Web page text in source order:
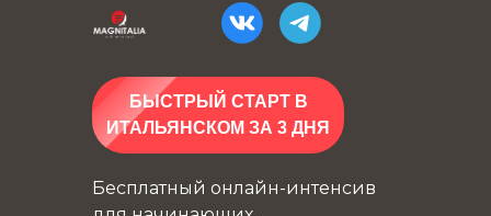
БЫСТРЫЙ СТАРТ В
ИТАЛЬЯНСКОМ ЗА 3 ДНЯ
Бесплатный онлайн-интенсив